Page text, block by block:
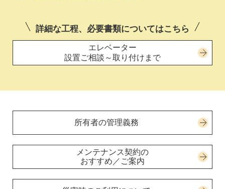
詳細な工程、必要書類についてはこちら
エレベーター
設置ご相談～取り付けまで
所有者の管理義務
メンテナンス契約の
おすすめ／ご案内